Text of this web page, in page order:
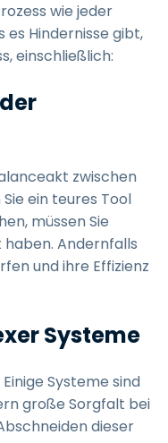
wie jeder
es Hindernisse gibt,
einschließlich:
zwischen
ein teures Tool
müssen Sie
Andernfalls
und ihre Effizienz
Systeme
Systeme sind
große Sorgfalt bei
dieser